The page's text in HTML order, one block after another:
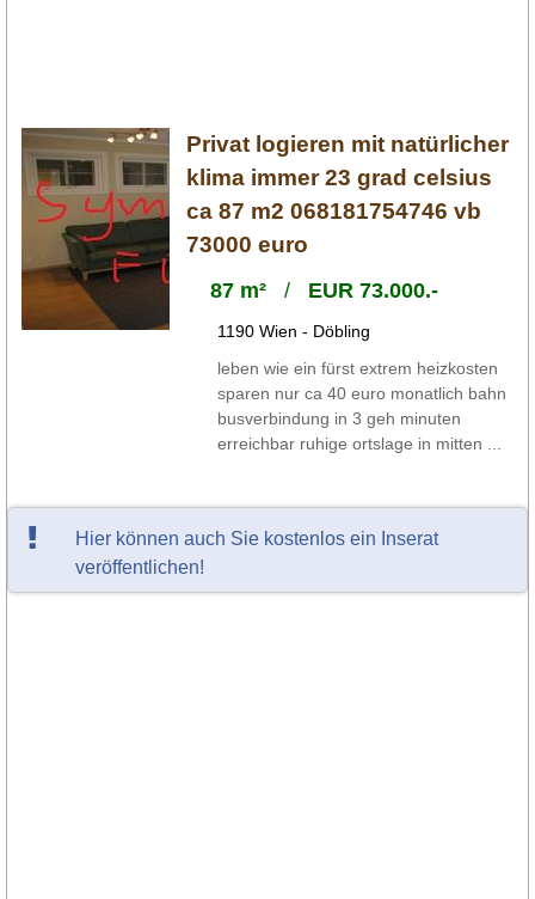
Privat logieren mit natürlicher
klima immer 23 grad celsius
ca 87 m2 068181754746 vb
73000 euro
87 m²/ EUR 73.000.-
1190 Wien - Döbling
leben wie ein fürst extrem heizkosten
sparen nur ca 40 euro monatlich bahn
busverbindung in 3 geh minuten
erreichbar ruhige ortslage in mitten ...
Hier können auch Sie kostenlos ein Inserat
veröffentlichen!